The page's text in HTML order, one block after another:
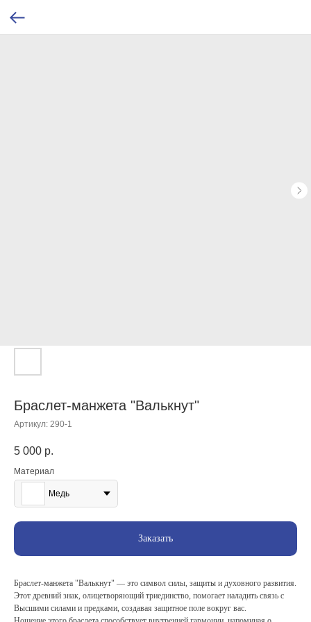
Браслет-манжета "Валькнут"
Артикул: 290-1
5 000 р.
Материал
Медь
Заказать
Браслет-манжета "Валькнут" — это символ силы, защиты и духовного развития.
Этот древний знак, олицетворяющий триединство, помогает наладить связь с
Высшими силами и предками, создавая защитное поле вокруг вас.